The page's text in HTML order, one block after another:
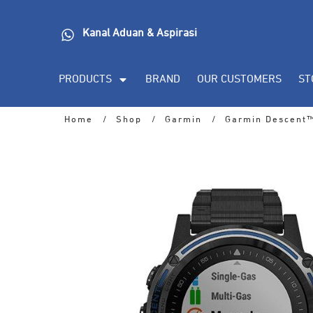
Kanal Aduan & Aspirasi
PRODUCTS BRAND OUR CUSTOMERS
Home / Shop / Garmin / Garmin